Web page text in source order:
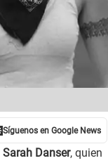
Sarah Danser, quien